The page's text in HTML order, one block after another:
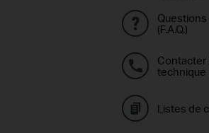
(F.A.Q.)
Contacter
technique
Listes de